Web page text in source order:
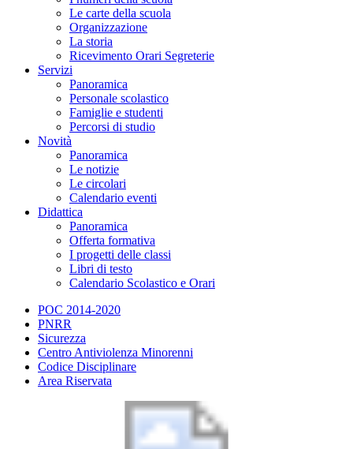
Le carte della scuola
Organizzazione
La storia
Ricevimento Orari Segreterie
Servizi
Panoramica
Personale scolastico
Famiglie e studenti
Percorsi di studio
Novità
Panoramica
Le notizie
Le circolari
Calendario eventi
Didattica
Panoramica
Offerta formativa
I progetti delle classi
Libri di testo
Calendario Scolastico e Orari
POC 2014-2020
PNRR
Sicurezza
Centro Antiviolenza Minorenni
Codice Disciplinare
Area Riservata